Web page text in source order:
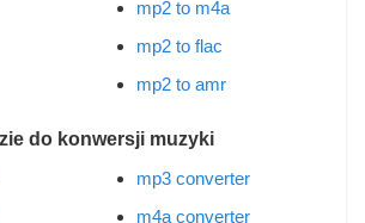
mp2 to m4a
mp2 to flac
mp2 to amr
do konwersji muzyki
mp3 converter
m4a converter